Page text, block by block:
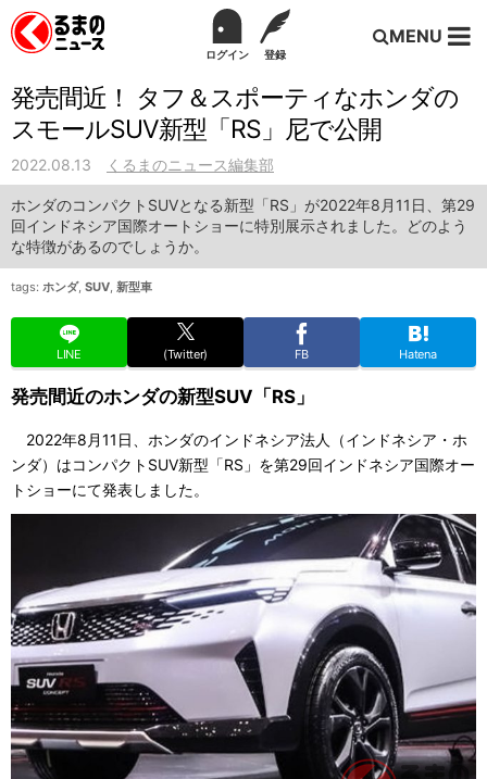
ログイン 登録
MENU
発売間近！ タフ＆スポーティなホンダの
スモールSUV新型「RS」尼で公開
2022.08.13 くるまのニュース編集部
ホンダのコンパクトSUVとなる新型「RS」が2022年8月11日、第29
回インドネシア国際オートショーに特別展示されました。どのよう
な特徴があるのでしょうか。
tags: ホンダ, SUV, 新型車
LINE (Twitter) FB Hatena
発売間近のホンダの新型SUV「RS」
2022年8月11日、ホンダのインドネシア法人（インドネシア・ホ
ンダ）はコンパクトSUV新型「RS」を第29回インドネシア国際オー
トショーにて発表しました。